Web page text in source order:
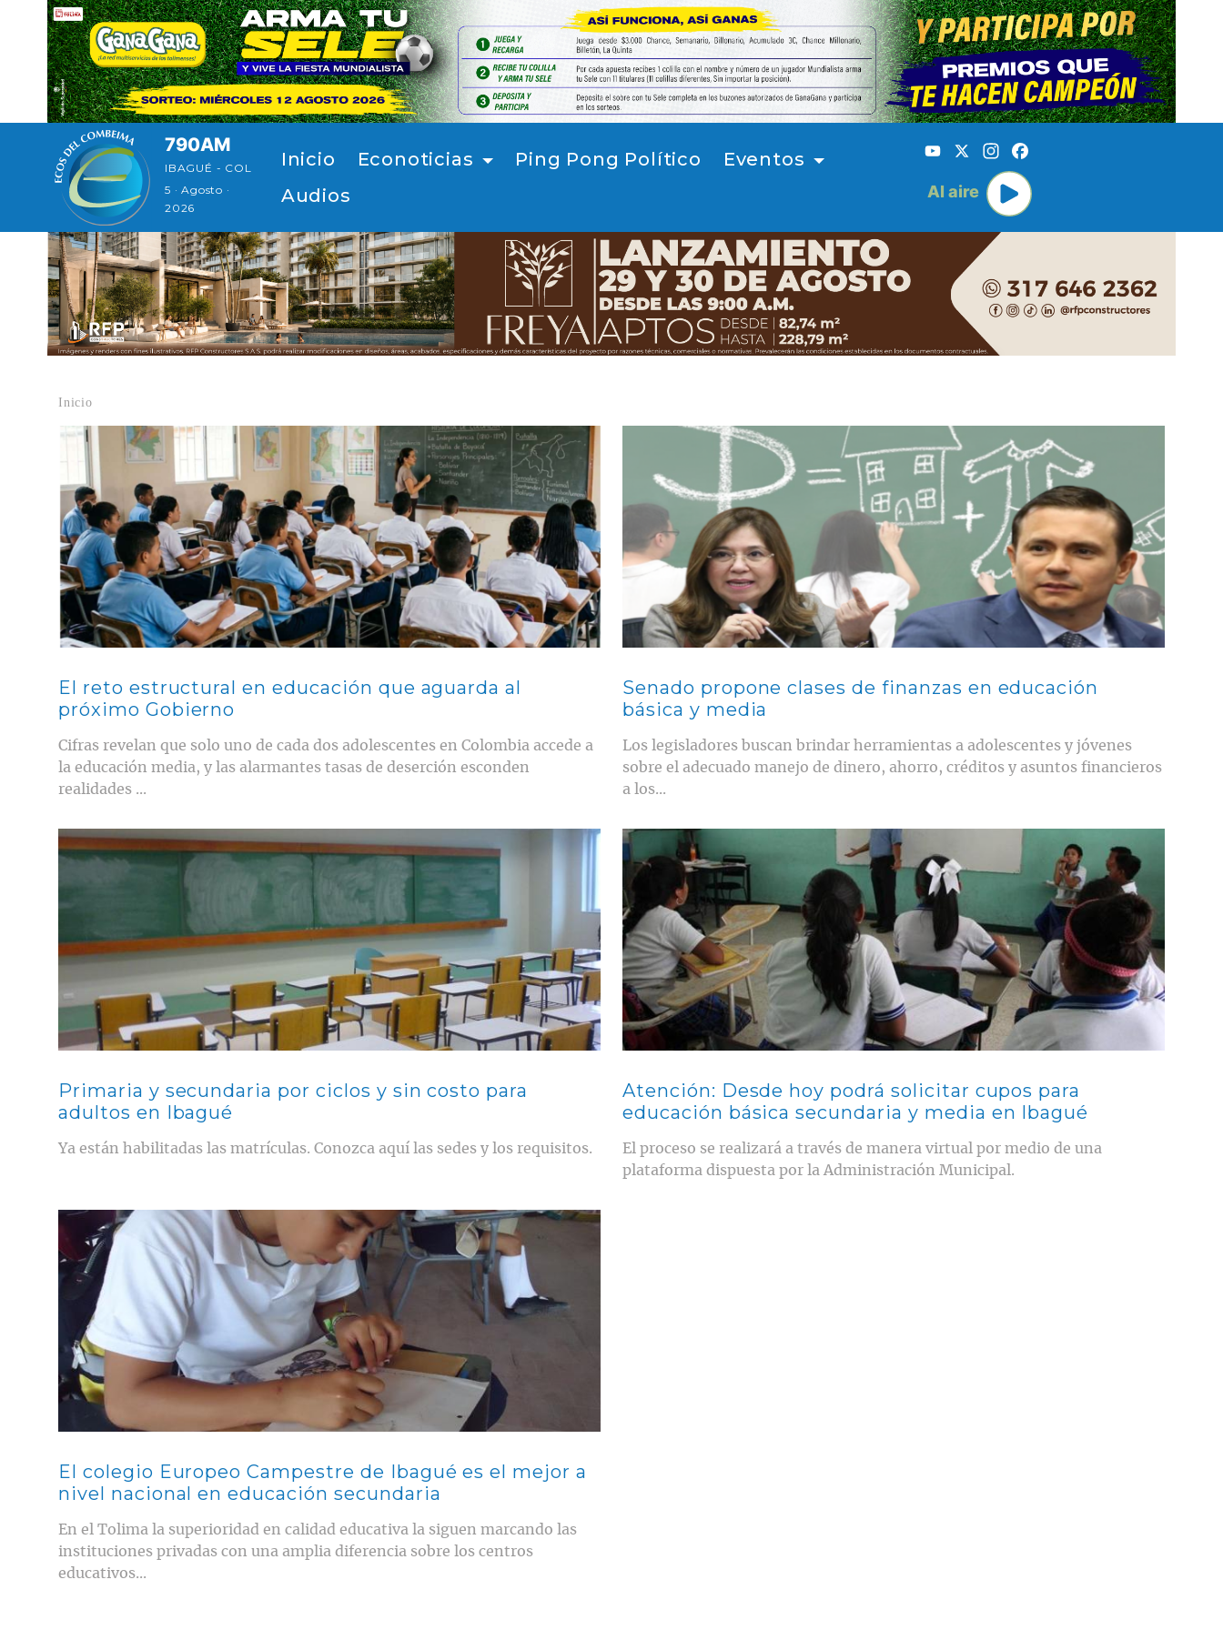
Pasar al contenido principal
790AM
IBAGUÉ - COL
5 · Agosto ·
2026
Inicio Econoticias Ping Pong Político
Eventos
Audios
YouTube
X Instagram
Al aire
Inicio
Contenido multimedia principal
El reto estructural en educación que aguarda al
próximo Gobierno
Cifras revelan que solo uno de cada dos adolescentes en Colombia accede a
la educación media, y las alarmantes tasas de deserción esconden
realidades ...
Contenido multimedia principal
Senado propone clases de finanzas en educación
básica y media
Los legisladores buscan brindar herramientas a adolescentes y jóvenes
sobre el adecuado manejo de dinero, ahorro, créditos y asuntos financieros
a los...
Contenido multimedia principal
Primaria y secundaria por ciclos y sin costo para
adultos en Ibagué
Ya están habilitadas las matrículas. Conozca aquí las sedes y los requisitos.
Contenido multimedia principal
Atención: Desde hoy podrá solicitar cupos para
educación básica secundaria y media en Ibagué
El proceso se realizará a través de manera virtual por medio de una
plataforma dispuesta por la Administración Municipal.
Contenido multimedia principal
El colegio Europeo Campestre de Ibagué es el mejor a
nivel nacional en educación secundaria
En el Tolima la superioridad en calidad educativa la siguen marcando las
instituciones privadas con una amplia diferencia sobre los centros
educativos...